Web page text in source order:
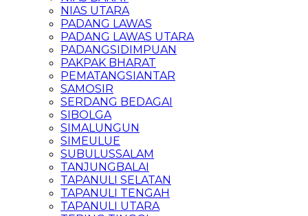
NIAS UTARA
PADANG LAWAS
PADANG LAWAS UTARA
PADANGSIDIMPUAN
PAKPAK BHARAT
PEMATANGSIANTAR
SAMOSIR
SERDANG BEDAGAI
SIBOLGA
SIMALUNGUN
SIMEULUE
SUBULUSSALAM
TANJUNGBALAI
TAPANULI SELATAN
TAPANULI TENGAH
TAPANULI UTARA